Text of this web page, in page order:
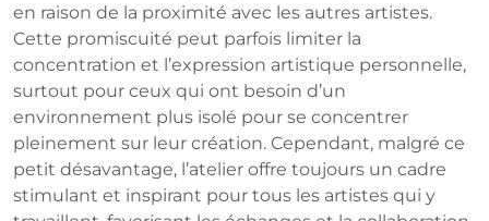
en raison de la proximité avec les autres artistes.
Cette promiscuité peut parfois limiter la
concentration et l’expression artistique personnelle,
surtout pour ceux qui ont besoin d’un
environnement plus isolé pour se concentrer
pleinement sur leur création. Cependant, malgré ce
petit désavantage, l’atelier offre toujours un cadre
stimulant et inspirant pour tous les artistes qui y